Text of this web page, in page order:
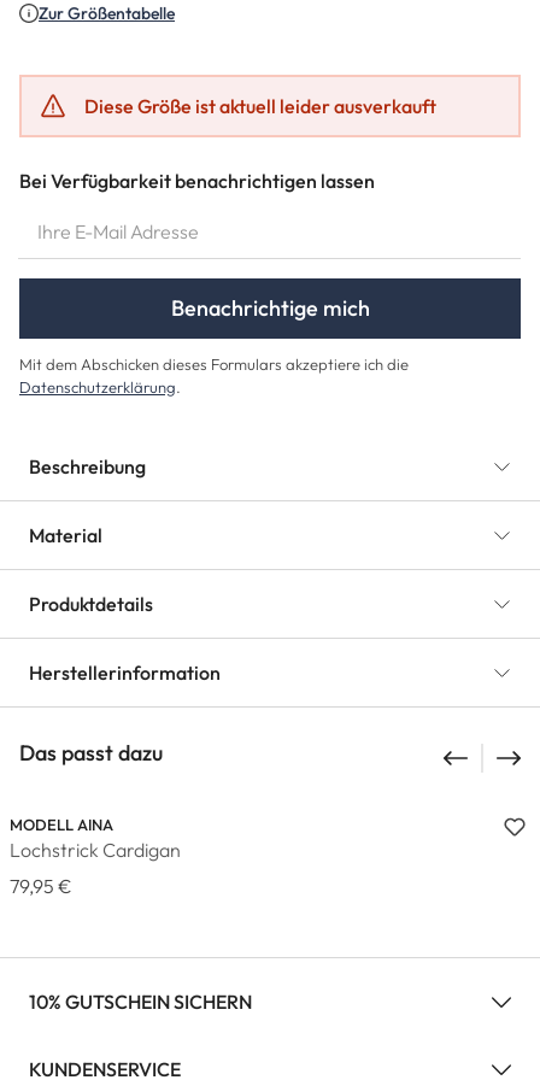
Zur Größentabelle
Bei Verfügbarkeit benachrichtigen lassen
Benachrichtige mich
Mit dem Abschicken dieses Formulars akzeptiere ich die
Datenschutzerklärung.
Diese Größe ist aktuell leider ausverkauft
Beschreibung
Material
Produktdetails
Herstellerinformation
Das passt dazu
MODELL AINA
Lochstrick Cardigan
79,95 €
10% GUTSCHEIN SICHERN
KUNDENSERVICE